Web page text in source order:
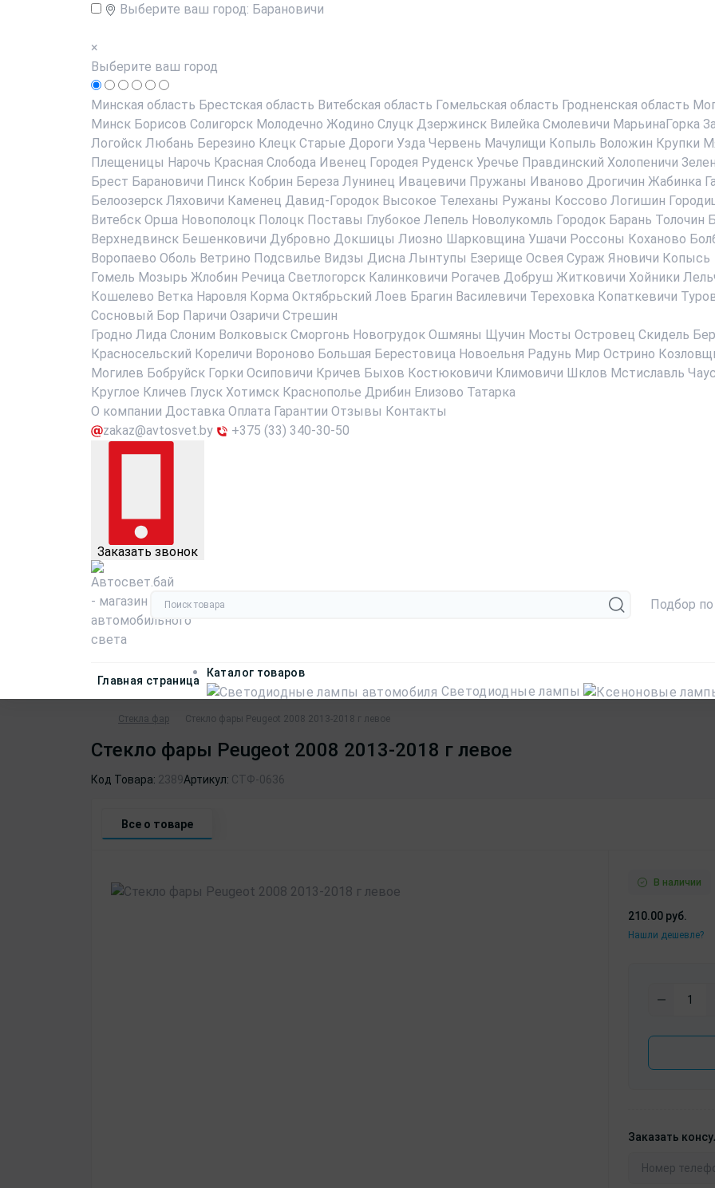
Выберите ваш город: Барановичи
×
Выберите ваш город
Минская область Брестская область Витебская область Гомельская область Гродненская область
Минск Борисов Солигорск Молодечно Жодино Слуцк Дзержинск Вилейка Смолевичи МарьинаГорка
Логойск Любань Березино Клецк Старые Дороги Узда Червень Мачулищи Копыль Воложин Крупки
Плещеницы Нарочь Красная Слобода Ивенец Городея Руденск Уречье Правдинский Холопеничи
Брест Барановичи Пинск Кобрин Береза Лунинец Ивацевичи Пружаны Иваново Дрогичин Жабинка
Белоозерск Ляховичи Каменец Давид-Городок Высокое Телеханы Ружаны Коссово Логишин
Витебск Орша Новополоцк Полоцк Поставы Глубокое Лепель Новолукомль Городок Барань Толочин
Верхнедвинск Бешенковичи Дубровно Докшицы Лиозно Шарковщина Ушачи Россоны Коханово
Воропаево Оболь Ветрино Подсвилье Видзы Дисна Лынтупы Езерище Освея Сураж Яновичи Копысь
Гомель Мозырь Жлобин Речица Светлогорск Калинковичи Рогачев Добруш Житковичи Хойники
Кошелево Ветка Наровля Корма Октябрьский Лоев Брагин Василевичи Тереховка Копаткевичи
Сосновый Бор Паричи Озаричи Стрешин
Гродно Лида Слоним Волковыск Сморгонь Новогрудок Ошмяны Щучин Мосты Островец Скидель
Красносельский Кореличи Вороново Большая Берестовица Новоельня Радунь Мир Острино
Могилев Бобруйск Горки Осиповичи Кричев Быхов Костюковичи Климовичи Шклов Мстиславль
Круглое Кличев Глуск Хотимск Краснополье Дрибин Елизово Татарка
О компании Доставка Оплата Гарантии Отзывы Контакты
zakaz@avtosvet.by
+375 (33) 340-30-50
Заказать звонок
Подбор
Главная страница
Каталог товаров
Светодиодные лампы
Стекла фар Стекло фары Peugeot 2008 2013-2018 г левое
Стекло фары Peugeot 2008 2013-2018 г левое
Код Товара: 2389Артикул: СТФ-0636
Все о товаре
В наличии
210.00 руб.
Нашли дешевле?
Заказать